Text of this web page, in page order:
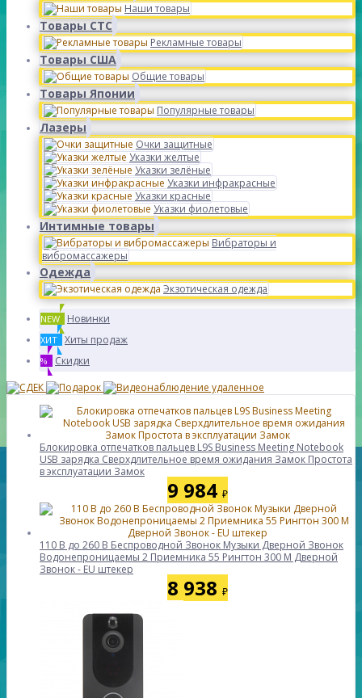
Наши товары
Товары СТС
Рекламные товары
Товары США
Общие товары
Товары Японии
Популярные товары
Лазеры
Очки защитные
Указки желтые
Указки зелёные
Указки инфракрасные
Указки красные
Указки фиолетовые
Интимные товары
Вибраторы и
вибромассажеры
Одежда
Экзотическая одежда
NEW Новинки
ХИТ Хиты продаж
% Скидки
Блокировка отпечатков пальцев L9S Business Meeting Notebook
USB зарядка Сверхдлительное время ожидания Замок Простота
в эксплуатации Замок
9 984 ₽
110 В до 260 В Беспроводной Звонок Музыки Дверной Звонок
Водонепроницаемы 2 Приемника 55 Рингтон 300 М Дверной
Звонок - EU штекер
8 938 ₽